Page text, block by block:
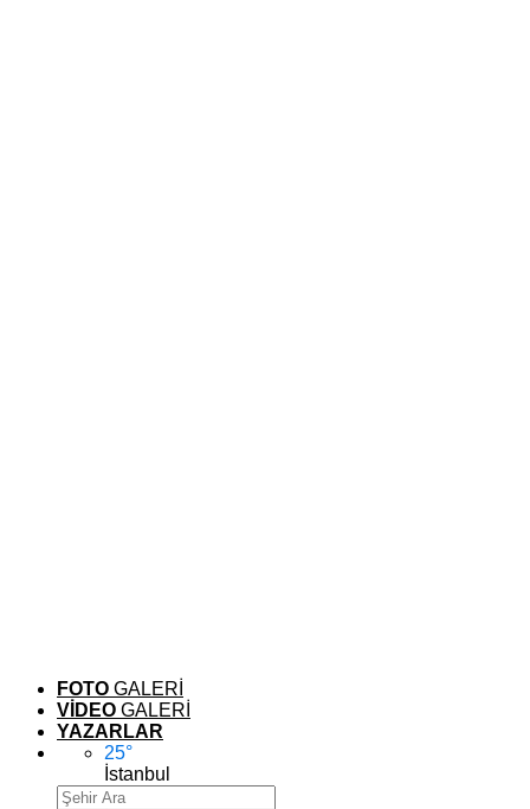
FOTO GALERİ
VİDEO GALERİ
YAZARLAR
25°
İstanbul